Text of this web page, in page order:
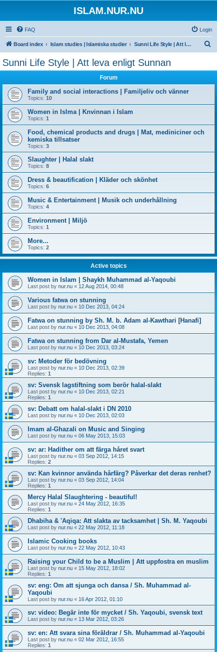
ISLAM.NUR.NU
FAQ Login
Board index Islam studies | Islamiska studier Sunni Life Style | Att leva enligt Sunnan
Sunni Life Style | Att leva enligt Sunnan
Forum
Family and social interactions | Familjeliv och vänner
Topics: 10
Women in Islma | Knvinnan i Islam
Topics: 1
Food, chemical products and drugs | Mat, mediniciner och
kemiska tillsatser
Topics: 3
Slaughter | Halal slakt
Topics: 8
Dress & beautification | Kläder och skönhet
Topics: 6
Music & Entertainment | Musik och underhållning
Topics: 4
Environment | Miljö
Topics: 1
More...
Topics: 2
Active topics
Women in Islam | Shaykh Muhammad al-Yaqoubi
Last post by nur.nu « 12 Aug 2014, 00:48
Various fatwa on stunning
Last post by nur.nu « 10 Dec 2013, 04:24
Fatwa on stunning by Sh. M. b. Adam al-Kawthari [Hanafi]
Last post by nur.nu « 10 Dec 2013, 04:08
Fatwa on stunning from Dar al-Mustafa, Yemen
Last post by nur.nu « 10 Dec 2013, 03:24
sv: Metoder för bedövning
Last post by nur.nu « 10 Dec 2013, 02:39
Replies: 1
sv: Svensk lagstiftning som berör halal-slakt
Last post by nur.nu « 10 Dec 2013, 02:21
Replies: 1
sv: Debatt om halal-slakt i DN 2010
Last post by nur.nu « 10 Dec 2013, 02:03
Imam al-Ghazali on Music and Singing
Last post by nur.nu « 06 May 2013, 15:03
sv: ar: Hadither om att färga håret svart
Last post by nur.nu « 03 Sep 2012, 14:15
Replies: 2
sv: Kan kvinnor använda hårfärg? Påverkar det deras renhet?
Last post by nur.nu « 03 Sep 2012, 14:04
Replies: 1
Mercy Halal Slaughtering - beautiful!
Last post by nur.nu « 24 May 2012, 16:35
Replies: 1
Dhabiha & 'Aqiqa: Att slakta av tacksamhet | Sh. M. Yaqoubi
Last post by nur.nu « 22 May 2012, 11:18
Islamic Cooking books
Last post by nur.nu « 22 May 2012, 10:43
Raising your Child to be a Muslim | Att uppfostra en muslim
Last post by nur.nu « 15 May 2012, 18:02
Replies: 1
sv: eng: Om att sjunga och dansa / Sh. Muhammad al-
Yaqoubi
Last post by nur.nu « 16 Apr 2012, 01:10
sv: video: Begär inte för mycket / Sh. Yaqoubi, svensk text
Last post by nur.nu « 13 Mar 2012, 03:26
sv: en: Att svara sina föräldrar / Sh. Muhammad al-Yaqoubi
Last post by nur.nu « 02 Mar 2012, 16:55
Replies: 1